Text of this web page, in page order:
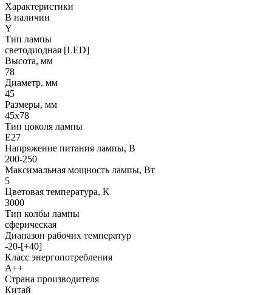
Характеристики
В наличии
Y
Тип лампы
светодиодная [LED]
Высота, мм
78
Диаметр, мм
45
Размеры, мм
45x78
Тип цоколя лампы
E27
Напряжение питания лампы, В
200-250
Максимальная мощность лампы, Вт
5
Цветовая температура, K
3000
Тип колбы лампы
сферическая
Диапазон рабочих температур
-20-[+40]
Класс энергопотребления
А++
Страна производителя
Китай